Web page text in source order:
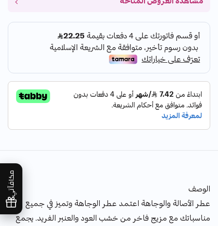
مكافآتي
الوصف
عطر الأصالة والوجاهة اعتمد عطر الوجاهة وتميز في جميع
مناسباتك مع مزيج فاخر من خشب العود والعنبر الفريد. يجمع